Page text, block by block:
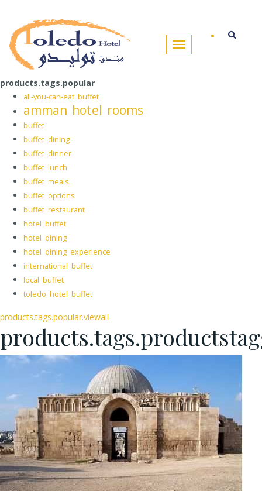
products.tags.popular
all-you-can-eat buffet
amman hotel rooms
buffet
buffet dining
buffet dinner
buffet lunch
buffet meals
buffet options
buffet restaurant
hotel buffet
hotel dining
hotel dining experience
international buffet
local buffet
toledo hotel buffet
products.tags.popular.viewall